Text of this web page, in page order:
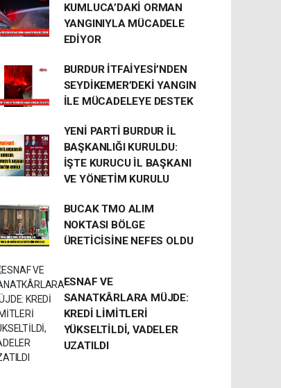
KUMLUCA’DAKİ ORMAN
YANGINIYLA MÜCADELE
EDİYOR
BURDUR İTFAİYESİ’NDEN
SEYDİKEMER’DEKİ YANGIN
İLE MÜCADELEYE DESTEK
YENİ PARTİ BURDUR İL
BAŞKANLIĞI KURULDU:
İŞTE KURUCU İL BAŞKANI
VE YÖNETİM KURULU
BUCAK TMO ALIM
NOKTASI BÖLGE
ÜRETİCİSİNE NEFES OLDU
ESNAF VE
SANATKÂRLARA MÜJDE:
KREDİ LİMİTLERİ
YÜKSELTİLDİ, VADELER
UZATILDI